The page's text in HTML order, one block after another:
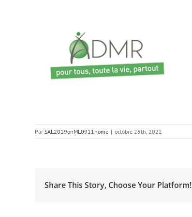
Par SAL2019onML0911home | octobre 25th, 2022
Share This Story, Choose Your Platform!